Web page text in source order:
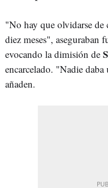
"No hay que olvidarse de
diez meses", aseguraban
evocando la dimisión de
encarcelado. "Nadie
añaden.